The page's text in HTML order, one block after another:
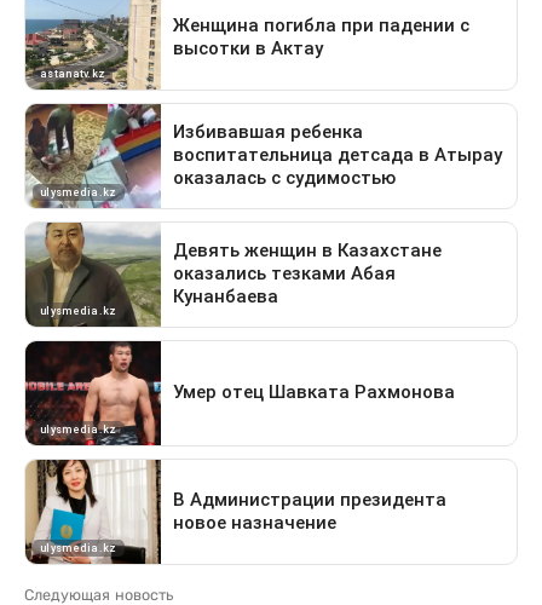
Следующая новость